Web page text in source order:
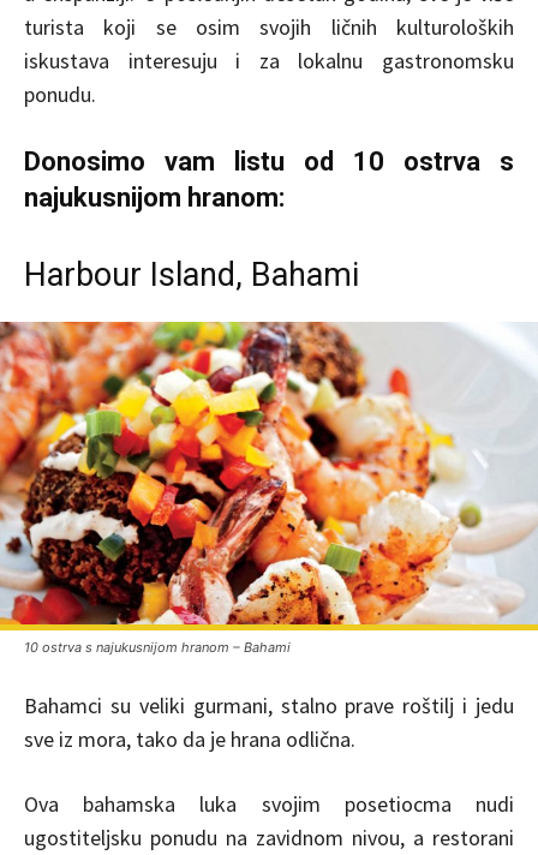
turista koji se osim svojih ličnih kulturoloških
iskustava interesuju i za lokalnu gastronomsku
ponudu.
Donosimo vam listu od 10 ostrva s
najukusnijom hranom:
Harbour Island, Bahami
10 ostrva s najukusnijom hranom – Bahami
Bahamci su veliki gurmani, stalno prave roštilj i jedu
sve iz mora, tako da je hrana odlična.
Ova bahamska luka svojim posetiocma nudi
ugostiteljsku ponudu na zavidnom nivou, a restorani